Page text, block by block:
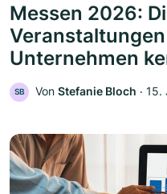
Messen 2026:
Unternehmen
SB Von Stefanie Bloch ‧ 15.